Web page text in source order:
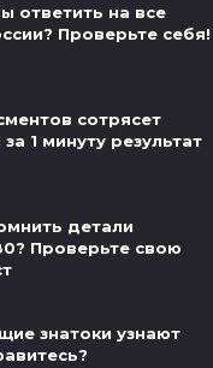
ответить на все
Проверьте себя!
сотрясет
1 минуту результат
детали
Проверьте свою
знатоки узнают